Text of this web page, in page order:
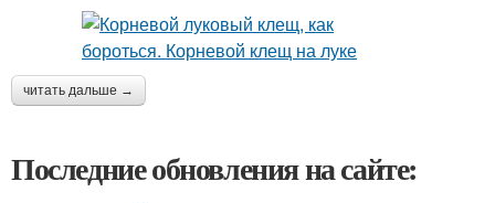
читать дальше →
Последние обновления на сайте: